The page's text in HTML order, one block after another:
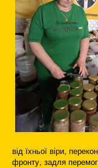
від їхньої віри,
фронту, задля